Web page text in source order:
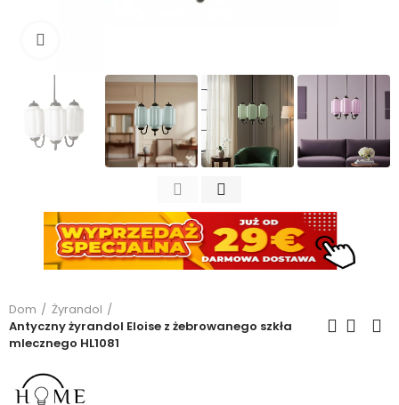
Dom
Żyrandol
Antyczny żyrandol Eloise z żebrowanego szkła
mlecznego HL1081